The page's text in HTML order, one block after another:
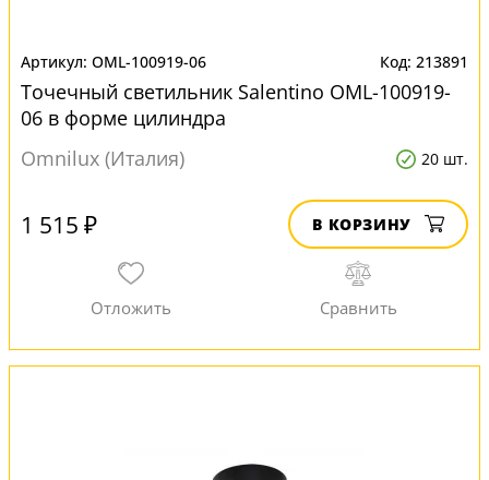
OML-100919-06 213891
Точечный светильник Salentino OML-100919-
06 в форме цилиндра
Omnilux (Италия)
20 шт.
1 515 ₽ В КОРЗИНУ